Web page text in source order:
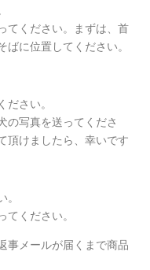
てください。まずは、首
に位置してください。
ださい。
の写真を送ってくださ
頂けましたら、幸いです
てください。
事メールが届くまで商品